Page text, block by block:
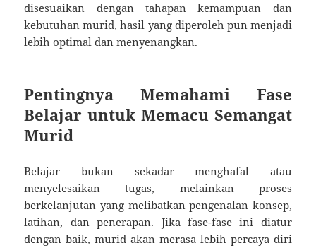
disesuaikan dengan tahapan kemampuan dan
kebutuhan murid, hasil yang diperoleh pun menjadi
lebih optimal dan menyenangkan.
Pentingnya Memahami Fase
Belajar untuk Memacu Semangat
Murid
Belajar bukan sekadar menghafal atau
menyelesaikan tugas, melainkan proses
berkelanjutan yang melibatkan pengenalan konsep,
latihan, dan penerapan. Jika fase-fase ini diatur
dengan baik, murid akan merasa lebih percaya diri